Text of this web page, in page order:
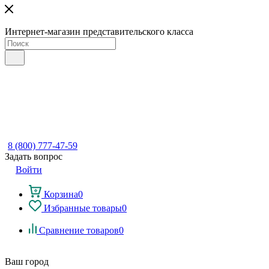
Интернет-магазин представительского класса
8 (800) 777-47-59
Задать вопрос
Войти
Корзина0
Избранные товары0
Сравнение товаров0
Ваш город